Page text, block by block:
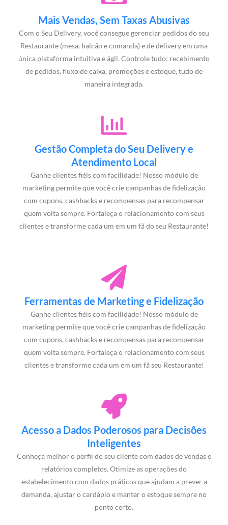
Mais Vendas, Sem Taxas Abusivas
Com o Seu Delivery, você consegue gerenciar pedidos do seu
Restaurante (mesa, balcão e comanda) e de delivery em uma
única plataforma intuitiva e ágil. Controle tudo: recebimento
de pedidos, fluxo de caixa, promoções e estoque, tudo de
maneira integrada.
Gestão Completa do Seu Delivery e
Atendimento Local
Ganhe clientes fiéis com facilidade! Nosso módulo de
marketing permite que você crie campanhas de fidelização
com cupons, cashbacks e recompensas para recompensar
quem volta sempre. Fortaleça o relacionamento com seus
clientes e transforme cada um em um fã do seu Restaurante!
Ferramentas de Marketing e Fidelização
Ganhe clientes fiéis com facilidade! Nosso módulo de
marketing permite que você crie campanhas de fidelização
com cupons, cashbacks e recompensas para recompensar
quem volta sempre. Fortaleça o relacionamento com seus
clientes e transforme cada um em um fã seu Restaurante!
Acesso a Dados Poderosos para Decisões
Inteligentes
Conheça melhor o perfil do seu cliente com dados de vendas e
relatórios completos. Otimize as operações do
estabelecimento com dados práticos que ajudam a prever a
demanda, ajustar o cardápio e manter o estoque sempre no
ponto certo.